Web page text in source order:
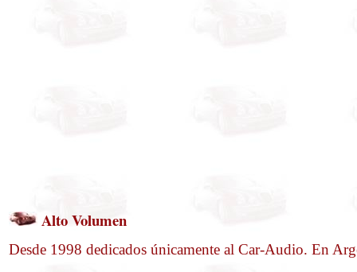
Alto Volumen
Desde 1998 dedicados únicamente al Car-Audio. En